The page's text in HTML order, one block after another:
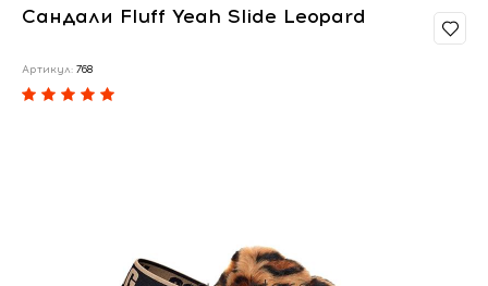
Сандали Fluff Yeah Slide Leopard
Артикул: 768